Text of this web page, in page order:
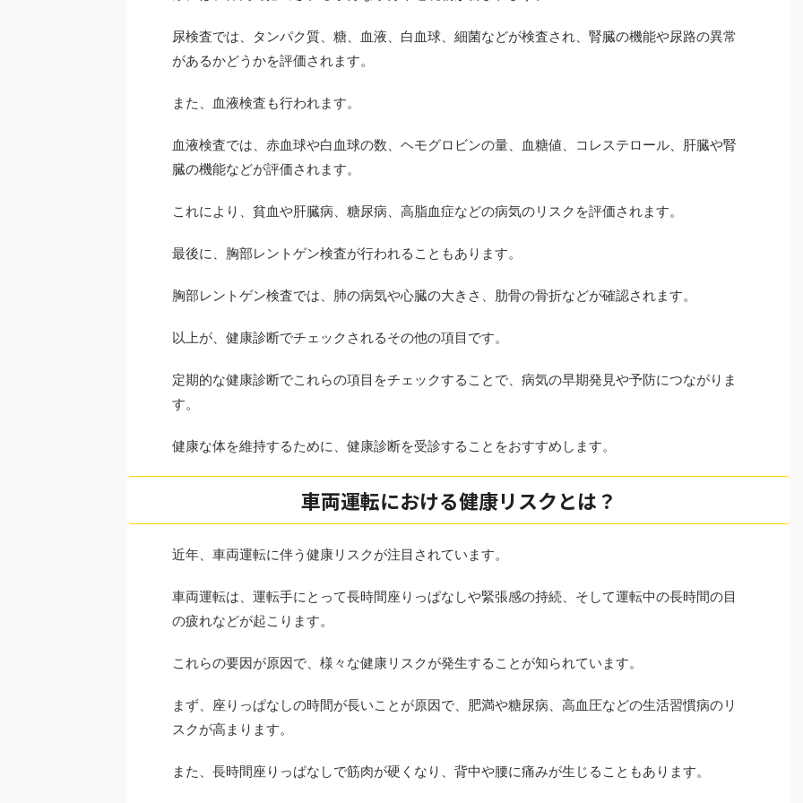
尿検査では、タンパク質、糖、血液、白血球、細菌などが検査され、腎臓の機能や尿路の異常
があるかどうかを評価されます。
また、血液検査も行われます。
血液検査では、赤血球や白血球の数、ヘモグロビンの量、血糖値、コレステロール、肝臓や腎
臓の機能などが評価されます。
これにより、貧血や肝臓病、糖尿病、高脂血症などの病気のリスクを評価されます。
最後に、胸部レントゲン検査が行われることもあります。
胸部レントゲン検査では、肺の病気や心臓の大きさ、肋骨の骨折などが確認されます。
以上が、健康診断でチェックされるその他の項目です。
定期的な健康診断でこれらの項目をチェックすることで、病気の早期発見や予防につながりま
す。
健康な体を維持するために、健康診断を受診することをおすすめします。
車両運転における健康リスクとは？
近年、車両運転に伴う健康リスクが注目されています。
車両運転は、運転手にとって長時間座りっぱなしや緊張感の持続、そして運転中の長時間の目
の疲れなどが起こります。
これらの要因が原因で、様々な健康リスクが発生することが知られています。
まず、座りっぱなしの時間が長いことが原因で、肥満や糖尿病、高血圧などの生活習慣病のリ
スクが高まります。
また、長時間座りっぱなしで筋肉が硬くなり、背中や腰に痛みが生じることもあります。